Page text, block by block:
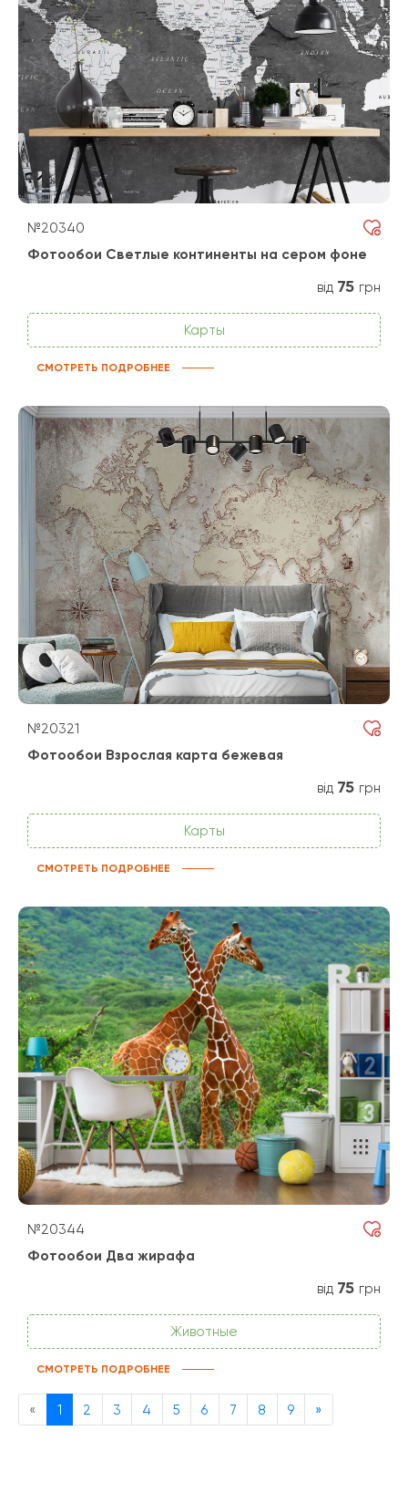
№20340
Фотообои Светлые континенты на сером фоне
від 75 грн
Карты
СМОТРЕТЬ ПОДРОБНЕЕ
№20321
Фотообои Взрослая карта бежевая
від 75 грн
Карты
СМОТРЕТЬ ПОДРОБНЕЕ
№20344
Фотообои Два жирафа
від 75 грн
Животные
СМОТРЕТЬ ПОДРОБНЕЕ
« Previous
1 2 3 4 5 6 7 8 9 »Next